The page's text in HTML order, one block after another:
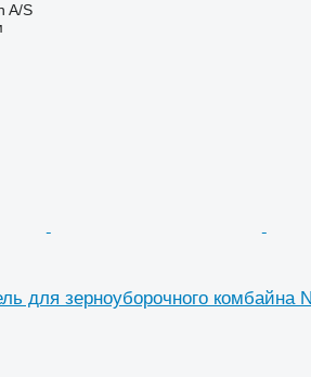
A/S
для зерноуборочного комбайна